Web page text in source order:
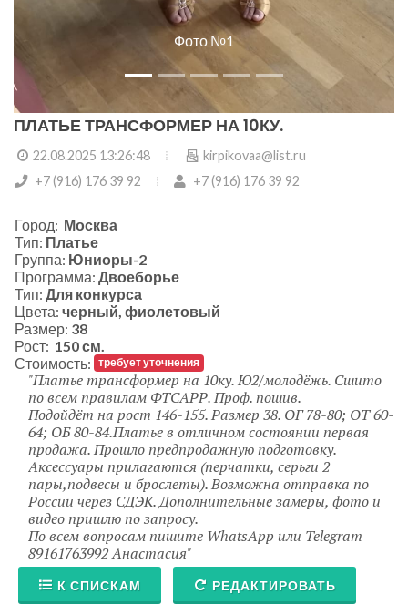
№1
ПЛАТЬЕ ТРАНСФОРМЕР НА 10КУ.
22.08.2025 13:26:48
kirpikovaa@list.ru
+7 (916) 176 39 92
+7 (916) 176 39 92
Город: Москва
Тип: Платье
Группа: Юниоры-2
Программа: Двоеборье
Тип: Для конкурса
Цвета: черный, фиолетовый
Размер: 38
Рост: 150 см.
Стоимость: требует уточнения
Платье трансформер на 10ку. Ю2/молодёжь. Сшито
по всем правилам ФТСАРР. Проф. пошив.
Подойдёт на рост 146-155. Размер 38. ОГ 78-80; ОТ 60-
64; ОБ 80-84.Платье в отличном состоянии первая
продажа. Прошло предпродажную подготовку.
Аксессуары прилагаются (перчатки, серьги 2
пары,подвесы и брослеты). Возможна отправка по
России через СДЭК. Дополнительные замеры, фото и
видео пришлю по запросу.
По всем вопросам пишите WhatsApp или Telegram
89161763992 Анастасия
К СПИСКАМ РЕДАКТИРОВАТЬ